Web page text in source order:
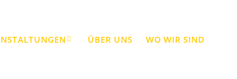
ÜBER UNS WO WIR SIND